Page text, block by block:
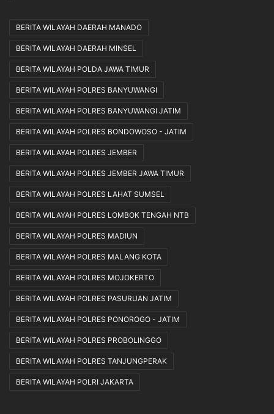
BERITA WILAYAH DAERAH MANADO
BERITA WILAYAH DAERAH MINSEL
BERITA WILAYAH POLDA JAWA TIMUR
BERITA WILAYAH POLRES BANYUWANGI
BERITA WILAYAH POLRES BANYUWANGI JATIM
BERITA WILAYAH POLRES BONDOWOSO - JATIM
BERITA WILAYAH POLRES JEMBER
BERITA WILAYAH POLRES JEMBER JAWA TIMUR
BERITA WILAYAH POLRES LAHAT SUMSEL
BERITA WILAYAH POLRES LOMBOK TENGAH NTB
BERITA WILAYAH POLRES MADIUN
BERITA WILAYAH POLRES MALANG KOTA
BERITA WILAYAH POLRES MOJOKERTO
BERITA WILAYAH POLRES PASURUAN JATIM
BERITA WILAYAH POLRES PONOROGO - JATIM
BERITA WILAYAH POLRES PROBOLINGGO
BERITA WILAYAH POLRES TANJUNGPERAK
BERITA WILAYAH POLRI JAKARTA